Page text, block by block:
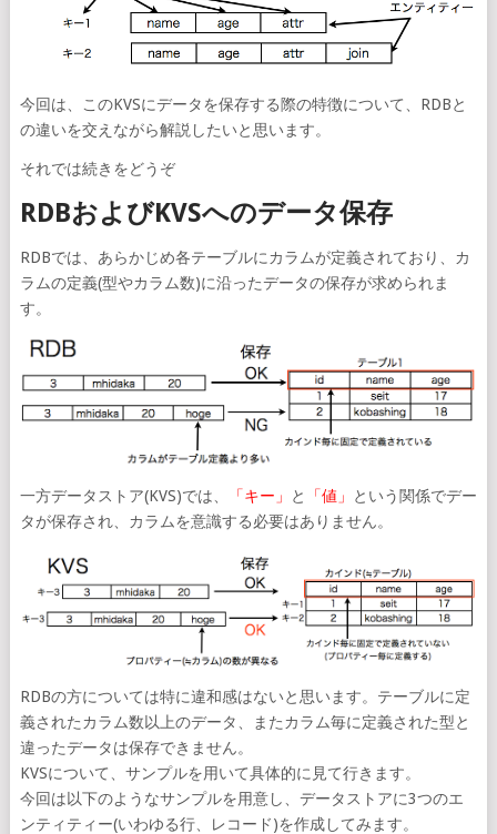
今回は、このKVSにデータを保存する際の特徴について、RDBと
の違いを交えながら解説したいと思います。
それでは続きをどうぞ
RDBおよびKVSへのデータ保存
RDBでは、あらかじめ各テーブルにカラムが定義されており、カ
ラムの定義(型やカラム数)に沿ったデータの保存が求められま
す。
一方データストア(KVS)では、 「キー」 と 「値」
という関係でデー
タが保存され、カラムを意識する必要はありません。
RDBの方については特に違和感はないと思います。テーブルに定
義されたカラム数以上のデータ、またカラム毎に定義された型と
違ったデータは保存できません。
KVSについて、サンプルを用いて具体的に見て行きます。
今回は以下のようなサンプルを用意し、データストアに3つのエ
ンティティー(いわゆる行、レコード)を作成してみます。